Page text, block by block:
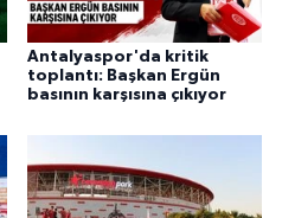
Antalyaspor'da kritik
toplantı: Başkan Ergün
basının karşısına çıkıyor